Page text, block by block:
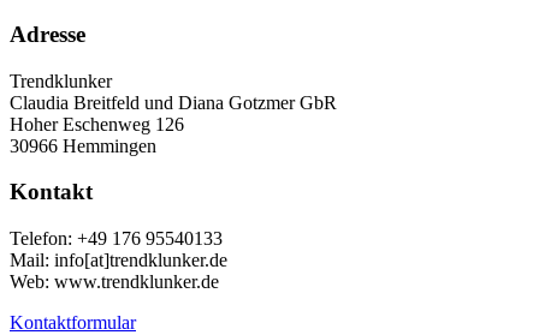
Adresse
Trendklunker
Claudia Breitfeld und Diana Gotzmer GbR
Hoher Eschenweg 126
30966 Hemmingen
Kontakt
Telefon: +49 176 95540133
Mail: info[at]trendklunker.de
Web: www.trendklunker.de
Kontaktformular